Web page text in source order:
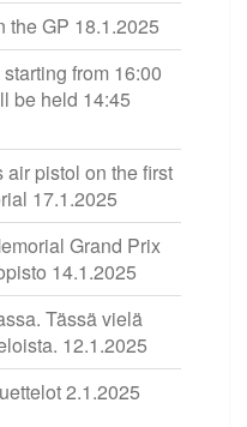
the GP 18.1.2025
from 16:00
be held 14:45
air pistol on the first
17.1.2025
Grand Prix
14.1.2025
Tässä vielä
12.1.2025
2.1.2025